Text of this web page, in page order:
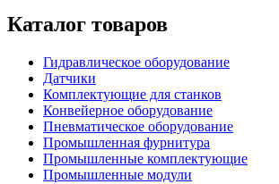
Каталог товаров
Гидравлическое оборудование
Датчики
Комплектующие для станков
Конвейерное оборудование
Пневматическое оборудование
Промышленная фурнитура
Промышленные комплектующие
Промышленные модули